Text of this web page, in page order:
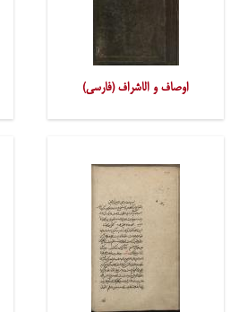
اوصاف و الاشراف (فارسی)